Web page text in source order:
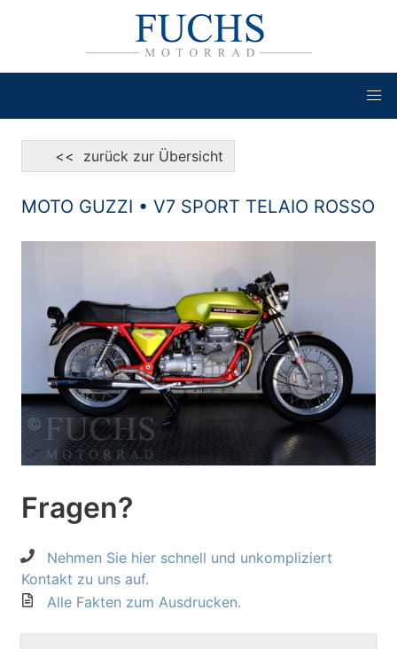
<< zurück zur Übersicht
MOTO GUZZI • V7 SPORT TELAIO ROSSO
Fragen?
Nehmen Sie hier schnell und unkompliziert
Kontakt zu uns auf.
Alle Fakten zum Ausdrucken.